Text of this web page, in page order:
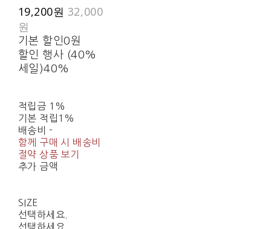
19,200원 32,000
원
기본 할인0원
할인 행사 (40%
세일)40%
적립금 1%
기본 적립 1%
배송비 -
함께 구매 시 배송비
절약 상품 보기
추가 금액
SIZE
선택하세요.
선택하세요.